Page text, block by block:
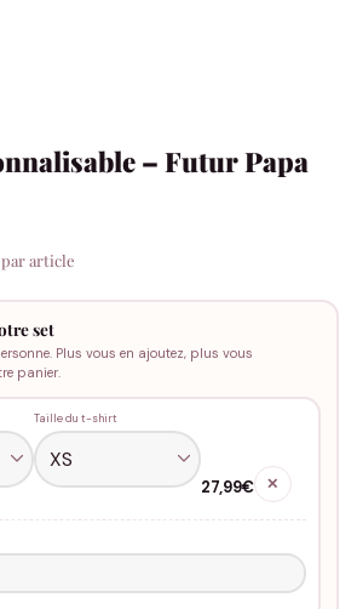
– Futur Papa
article
set
Plus vous en ajoutez, plus vous
panier.
Taille du t-shirt
27,99€ ✕